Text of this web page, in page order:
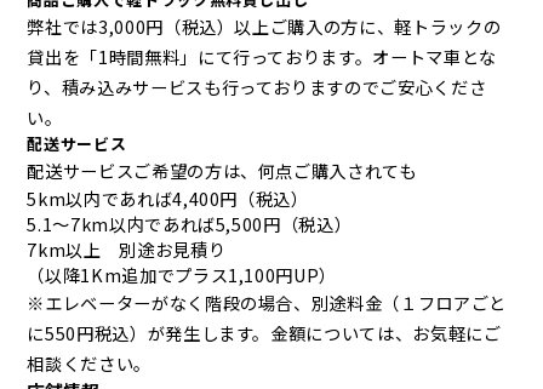
弊社では3,000円（税込）以上ご購入の方に、軽トラックの
貸出を「1時間無料」にて行っております。オートマ車とな
り、積み込みサービスも行っておりますのでご安心くださ
い。
配送サービス
配送サービスご希望の方は、何点ご購入されても
5km以内であれば4,400円（税込）
5.1～7km以内であれば5,500円（税込）
7km以上 別途お見積り
（以降1Km追加でプラス1,100円UP）
※エレベーターがなく階段の場合、別途料金（１フロアごと
に550円税込）が発生します。金額については、お気軽にご
相談ください。